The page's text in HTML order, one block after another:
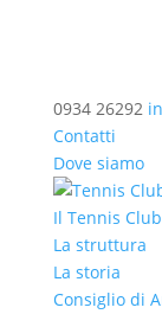
0934 26292
Contatti
Dove siamo
Il Tennis Club
La struttura
La storia
Consiglio di